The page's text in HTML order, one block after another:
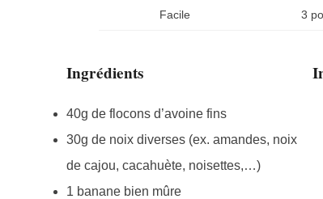
Facile 3
Ingrédients
40g de flocons d’avoine fins
30g de noix diverses (ex. amandes, noix
de cajou, cacahuète, noisettes,…)
1 banane bien mûre